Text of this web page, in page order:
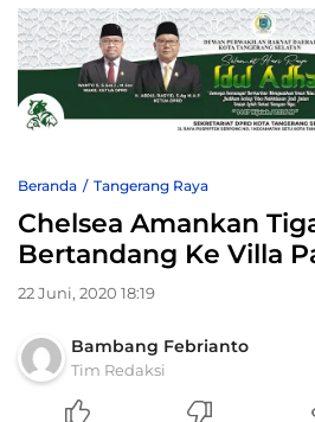
Beranda Tangerang Raya
Chelsea Amankan
Bertandang Ke Villa
22 Juni, 2020 18:19
Bambang Febrianto
Tim Redaksi